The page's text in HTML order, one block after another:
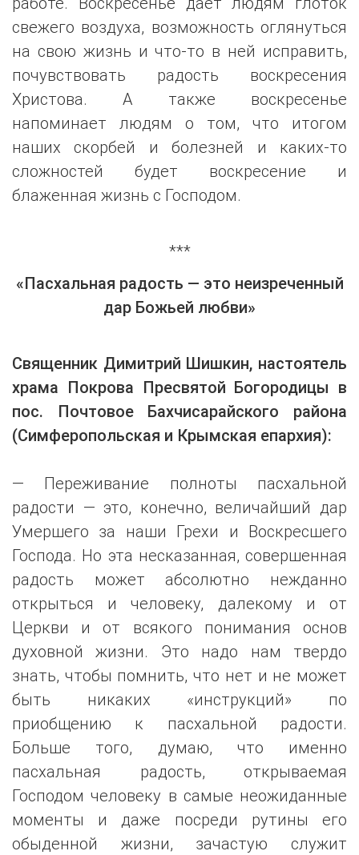
свежего воздуха, возможность оглянуться
на свою жизнь и что-то в ней исправить,
почувствовать радость воскресения
Христова. А также воскресенье
напоминает людям о том, что итогом
наших скорбей и болезней и каких-то
сложностей будет воскресение и
блаженная жизнь с Господом.
***
«Пасхальная радость — это неизреченный
дар Божьей любви»
Священник Димитрий Шишкин, настоятель
храма Покрова Пресвятой Богородицы в
пос. Почтовое Бахчисарайского района
(Симферопольская и Крымская епархия):
— Переживание полноты пасхальной
радости — это, конечно, величайший дар
Умершего за наши Грехи и Воскресшего
Господа. Но эта несказанная, совершенная
радость может абсолютно нежданно
открыться и человеку, далекому и от
Церкви и от всякого понимания основ
духовной жизни. Это надо нам твердо
знать, чтобы помнить, что нет и не может
быть никаких «инструкций» по
приобщению к пасхальной радости.
Больше того, думаю, что именно
пасхальная радость, открываемая
Господом человеку в самые неожиданные
моменты и даже посреди рутины его
обыденной жизни, зачастую служит